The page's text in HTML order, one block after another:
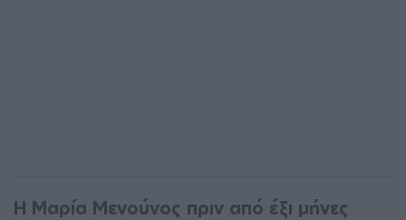
Η Μαρία Μενούνος πριν από έξι μήνες